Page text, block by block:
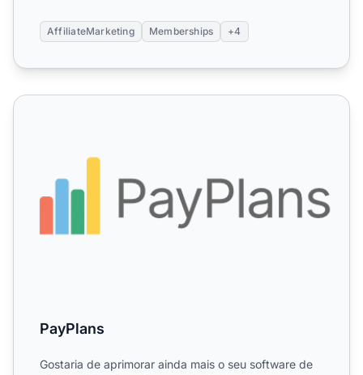
AffiliateMarketing Memberships +4
PayPlans
PayPlans
Gostaria de aprimorar ainda mais o seu software de